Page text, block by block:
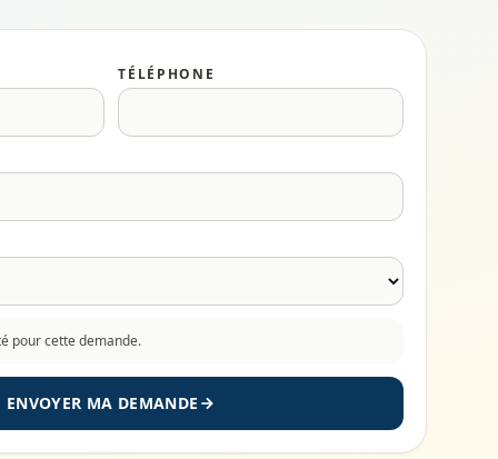
TÉLÉPHONE
pour cette demande.
ENVOYER MA DEMANDE